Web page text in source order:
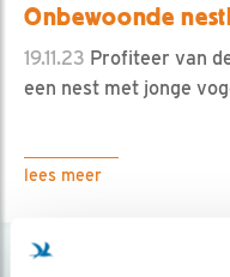
Onbewoonde
19.11.23 Profiteer van
een nest met jonge
lees meer